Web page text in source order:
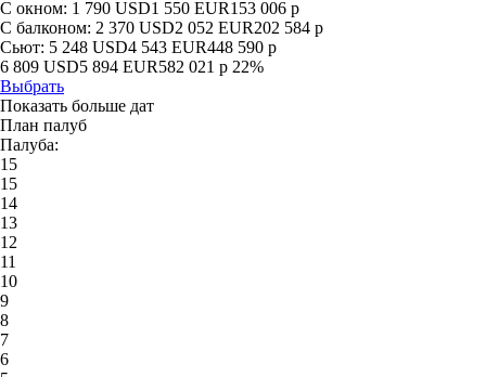
С окном: 1 790 USD1 550 EUR153 006 р
С балконом: 2 370 USD2 052 EUR202 584 р
Сьют: 5 248 USD4 543 EUR448 590 р
6 809 USD5 894 EUR582 021 р 22%
Выбрать
Показать больше дат
План палуб
Палуба:
15
15
14
13
12
11
10
9
8
7
6